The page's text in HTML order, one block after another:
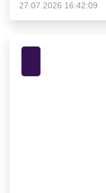
27.07.2026 16:42:09